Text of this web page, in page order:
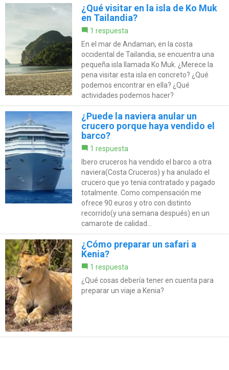
¿Qué visitar en la isla de Ko Muk
en Tailandia?
1 respuesta
En el mar de Andaman, en la costa
occidental de Tailandia, se encuentra una
pequeña isla llamada Ko Muk. ¿Merece la
pena visitar esta isla en concreto? ¿Qué
podemos encontrar en ella? ¿Qué
actividades podemos hacer?
¿Puede la naviera anular un
crucero porque haya vendido el
barco?
1 respuesta
Ibero cruceros ha vendido el barco a otra
naviera(Costa Cruceros) y ha anulado el
crucero que yo tenia contratado y pagado
totalmente. Como compensación me
ofrece 90 euros y otro con distinto
recorrido(y una semana después) en un
camarote de calidad...
¿Cómo preparar un safari a
Kenia?
1 respuesta
¿Qué cosas debería tener en cuenta para
preparar un viaje a Kenia?